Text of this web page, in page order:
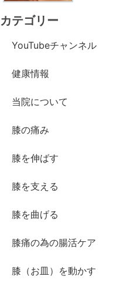
カテゴリー
YouTubeチャンネル
健康情報
当院について
膝の痛み
膝を伸ばす
膝を支える
膝を曲げる
膝痛の為の腸活ケア
膝（お皿）を動かす